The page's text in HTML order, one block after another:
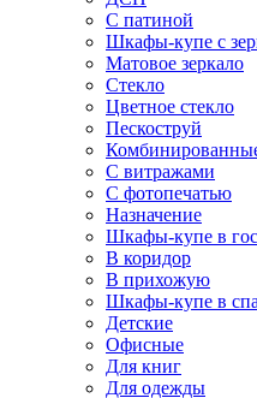
С патиной
Шкафы-купе с
Матовое зеркало
Стекло
Цветное стекло
Пескоструй
С витражами
С фотопечатью
Назначение
Шкафы-купе в
В коридор
В прихожую
Шкафы-купе в
Детские
Офисные
Для книг
Для одежды